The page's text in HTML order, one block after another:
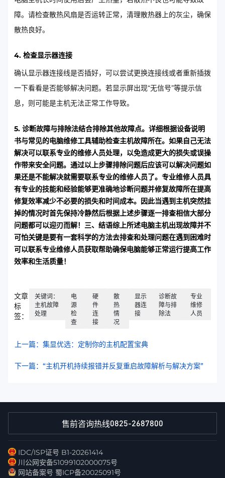
障。请检查散热风扇是否运转正常，清理散热器上的灰尘，确保
散热良好。
4. 检查显示器连接
确认显示器连接线是否插好，可以尝试更换连接线或者重新插拨
一下看看是否能够解决问题。若显示屏出现“无信号”等提示信
息，则可能是主机无法正常工作导致。
5. 诊断故障与排除法结合排除其他故障点。详细根据设备说明
书与常见的电脑维修工具辅助检查主机故障所在。如果自己无法
解决可以联系专业的维修人员处理，以免造成更大的损失或误操
作带来安全问题。通过以上步骤排除问题后应该可以解决问题如
果还是不能解决就需要联系专业的维修人员了。专业维修人员具
有专业的技能和经验能够更准确地诊断问题并修复故障所在提高
修复效率减少不必要的损失和时间成本。因此当遇到主机突然挂
掉的情况时首先保持冷静然后根据上述步骤逐一排查相信大部分
问题都可以迎刃而解！三、结语综上所述电脑主机出现故障并不
可怕关键是要有一套科学的方法去排查和处理问题在遇到困难时
可以联系专业维修人员获取帮助确保电脑能够正常运行提高工作
效率和生活质量！
文章
标
签：
关键词：
主机故障
处理
电
源
检
查
硬
件
连
接
散
热
情
况
显示
器连
接
诊断故
障与排
除法
专业
维修
人员
上一篇：集显优选：定制你的主机配置宝典
下一篇：“主机开机持续报错并反复重启故障解析与解决方案”
售前咨询热线0825-2687800
IDC/ISP证号 B1-20261414
川公网安备51099102000075号
网站备案号 蜀ICP备20025091号